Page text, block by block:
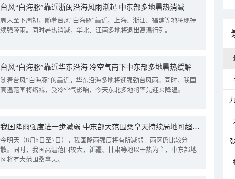
台风“白海豚”靠近浙闽沿海风雨渐起 中东部多地暑热消减
周末至下周初，随着台风“白海豚”靠近，上海、浙江、福建等地将现持
续强降雨。同时暑热消减，华北、江南多地将退出高温行列。
台风“白海豚”靠近华东沿海 冷空气南下中东部多地暑热缓解
随着台风“白海豚”的靠近，华东沿海多地将迎强劲台风雨。同时，我国
高温范围将缩减，受冷空气影响，今天东北多地将率先迎来降温。
我国降雨强度进一步减弱 中东部大范围桑拿天持续局地可超38℃
今明天（8月6日至7日），我国降雨强度将有所减弱，雨区仍比较分
散。同时，我国高温范围较大，新疆、甘肃等地以干热为主，中东部地
区将有大范围桑拿天。